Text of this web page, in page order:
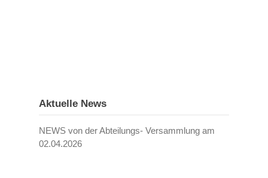
Aktuelle News
NEWS von der Abteilungs- Versammlung am
02.04.2026